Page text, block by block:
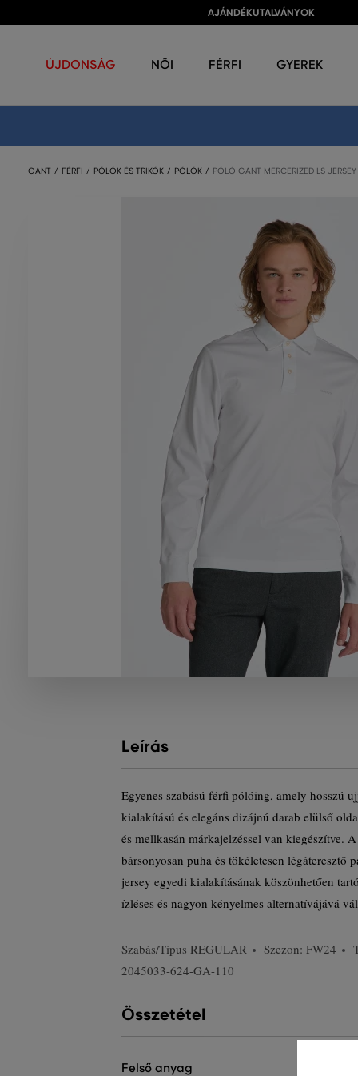
AJÁNDÉKUTALVÁNYOK
ÚJDONSÁG NŐI FÉRFI GYEREK
GANT FÉRFI PÓLÓK ÉS TRIKÓK PÓLÓK PÓLÓ GANT MERCERIZED LS
Leírás
Egyenes szabású férfi pólóing, amely hosszú
kialakítású és elegáns dizájnú darab elülső
és mellkasán márkajelzéssel van kiegészítve.
bársonyosan puha és tökéletesen légáteresztő
jersey egyedi kialakításának köszönhetően
ízléses és nagyon kényelmes alternatívájává
Szabás/Típus REGULAR Szezon: FW24
2045033-624-GA-110
Összetétel
felső anyag